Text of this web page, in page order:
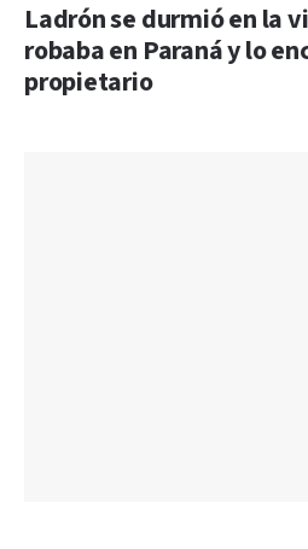
Ladrón se durmió en la
robaba en Paraná y lo
propietario